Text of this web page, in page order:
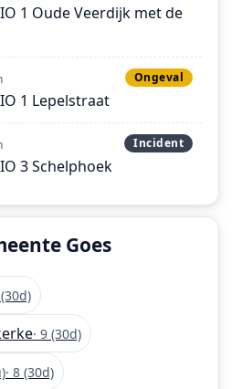
1 Oude Veerdijk met de
Ongeval
1 Lepelstraat
Incident
3 Schelphoek
Goes
· 9 (30d)
· 8 (30d)